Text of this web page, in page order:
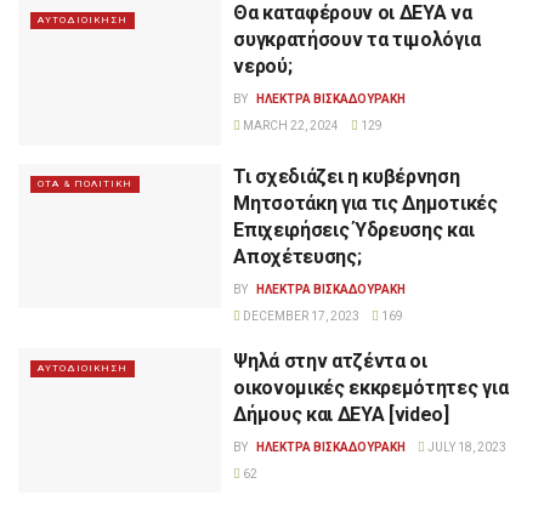
ΑΥΤΟΔΙΟΙΚΗΣΗ
Θα καταφέρουν οι ΔΕΥΑ να
συγκρατήσουν τα τιμολόγια
νερού;
BY
ΗΛΕΚΤΡΑ ΒΙΣΚΑΔΟΥΡΑΚΗ
MARCH 22, 2024
129
ΟΤΑ & ΠΟΛΙΤΙΚΗ
Τι σχεδιάζει η κυβέρνηση
Μητσοτάκη για τις Δημοτικές
Επιχειρήσεις Ύδρευσης και
Αποχέτευσης;
BY
ΗΛΕΚΤΡΑ ΒΙΣΚΑΔΟΥΡΑΚΗ
DECEMBER 17, 2023
169
ΑΥΤΟΔΙΟΙΚΗΣΗ
Ψηλά στην ατζέντα οι
οικονομικές εκκρεμότητες για
Δήμους και ΔΕΥΑ [video]
BY ΗΛΕΚΤΡΑ ΒΙΣΚΑΔΟΥΡΑΚΗ
JULY 18, 2023
62